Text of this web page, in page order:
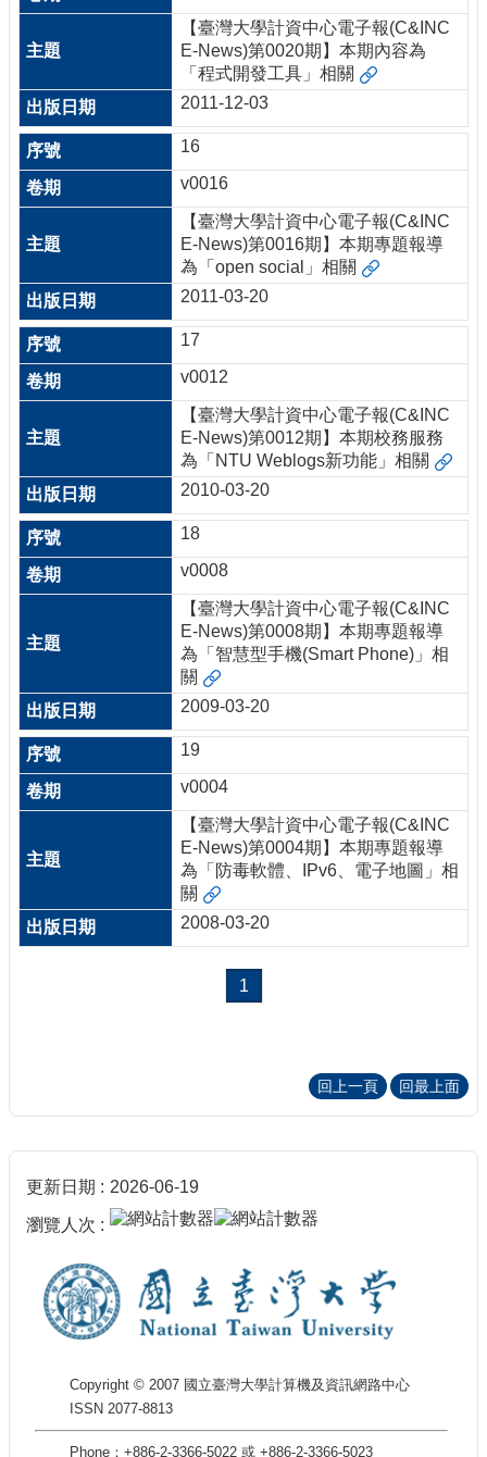
【臺灣大學計資中心電子報(C&INC
E-News)第0020期】本期內容為
「程式開發工具」相關
2011-12-03
16
v0016
【臺灣大學計資中心電子報(C&INC
E-News)第0016期】本期專題報導
為「open social」相關
2011-03-20
17
v0012
【臺灣大學計資中心電子報(C&INC
E-News)第0012期】本期校務服務
為「NTU Weblogs新功能」相關
2010-03-20
18
v0008
【臺灣大學計資中心電子報(C&INC
E-News)第0008期】本期專題報導
為「智慧型手機(Smart Phone)」相
關
2009-03-20
19
v0004
【臺灣大學計資中心電子報(C&INC
E-News)第0004期】本期專題報導
為「防毒軟體、IPv6、電子地圖」相
關
2008-03-20
1
回上一頁 回最上面
更新日期 2026-06-19
瀏覽人次
Copyright © 2007 國立臺灣大學計算機及資訊網路中心
ISSN 2077-8813
Phone：+886-2-3366-5022 或 +886-2-3366-5023